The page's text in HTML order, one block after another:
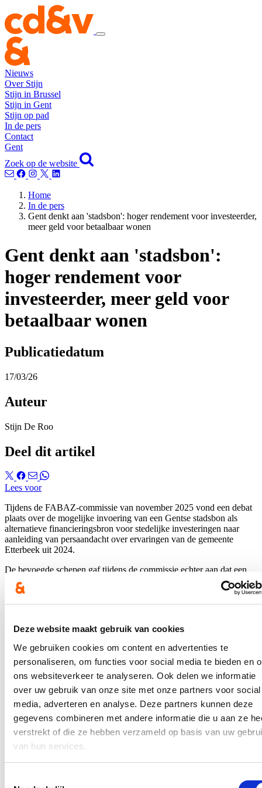
Deze website maakt gebruik van cookies
We gebruiken cookies om content en advertenties te
personaliseren, om functies voor social media te bieden en
ons websiteverkeer te analyseren. Ook delen we informatie
over uw gebruik van onze site met onze partners voor social
media, adverteren en analyse. Deze partners kunnen deze
gegevens combineren met andere informatie die u aan ze
verstrekt of die ze hebben verzameld op basis van uw
van hun services.
Nieuws
Over Stijn
Stijn in Brussel
Stijn in Gent
Stijn op pad
In de pers
Contact
Gent
Zoek op de website
Home
In de pers
Gent denkt aan 'stadsbon': hoger rendement voor investeerder,
meer geld voor betaalbaar wonen
Gent denkt aan 'stadsbon':
hoger rendement voor
investeerder, meer geld voor
betaalbaar wonen
Publicatiedatum
17/03/26
Auteur
Stijn De Roo
Deel dit artikel
Lees voor
Tijdens de FABAZ-commissie van november 2025 vond een debat
plaats over de mogelijke invoering van een Gentse stadsbon als
alternatieve financieringsbron voor stedelijke investeringen naar
aanleiding van persaandacht over ervaringen van de gemeente
Etterbeek uit 2024.
De bevoegde schepen gaf tijdens de commissie echter aan dat een
stadsbon in de praktijk vaak duurder kan uitvallen dan klassieke
financieringsinstrumenten, onder meer door een hogere rente en
bijkomende beheerskosten voor de stad. Op dat moment waren er
Gents gemeenteraadslid Stijn De Roo (cd&v) vroeg de bevoegde
schepen naar een stand van zaken tijdens de commissie van maart
2026.
Hierover verscheen een artikel opVRT NWS
In de pers
Nieuwe speeltuin in Ter Durmenpark komt er nog
dit jaar
Speelzones in de buurt zijn belangrijke ontmoetingsplaatsen voor